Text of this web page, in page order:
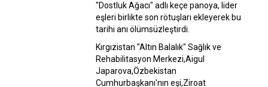
"Dostluk Ağacı" adlı keçe panoya, lider
eşleri birlikte son rötuşları ekleyerek bu
tarihi anı ölümsüzleştirdi.
Kırgızistan "Altın Balalık" Sağlık ve
Rehabilitasyon Merkezi,Aigul
Japarova,Özbekistan
Cumhurbaşkanı'nın eşi,Ziroat